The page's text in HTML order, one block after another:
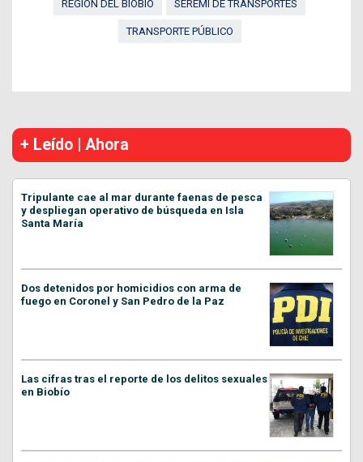
REGIÓN DEL BIOBÍO SEREMI DE TRANSPORTES
TRANSPORTE PÚBLICO
+ Leído | Ahora
Tripulante cae al mar durante faenas de pesca
y despliegan operativo de búsqueda en Isla
Santa María
Dos detenidos por homicidios con arma de
fuego en Coronel y San Pedro de la Paz
Las cifras tras el reporte de los delitos sexuales
en Biobío